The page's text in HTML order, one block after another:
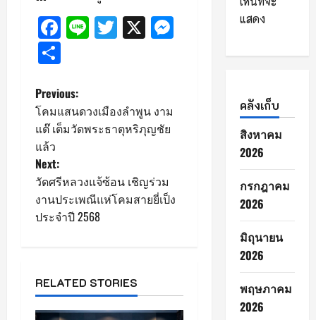
Facebook
LineTwitter
X
Messenger
P
o
s
t
n
v
i
Previous:
โคมแสนดวงเมืองลำพูน งาม
แต๊ เต็มวัดพระธาตุหริภุญชัย
แล้ว
Next:
วัดศรีหลวงแจ้ซ้อน เชิญร่วม
งานประเพณีแห่โคมสายยี่เป็ง
ประจำปี 2568
RELATED STORIES
แสดง
คลังเก็บ
สิงหาคม
2026
กรกฎาคม
2026
มิถุนายน
2026
พฤษภาคม
2026